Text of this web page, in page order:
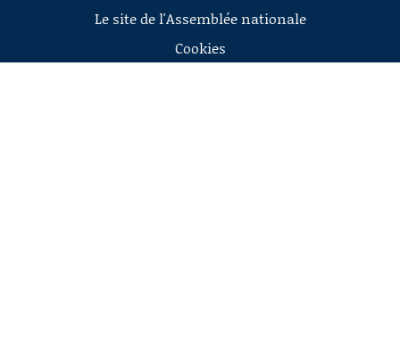
Le site de l'Assemblée nationale
Cookies